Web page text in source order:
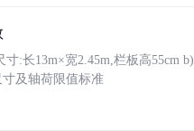
:长13m×宽2.45m,栏板高55cm
及轴荷限值标准